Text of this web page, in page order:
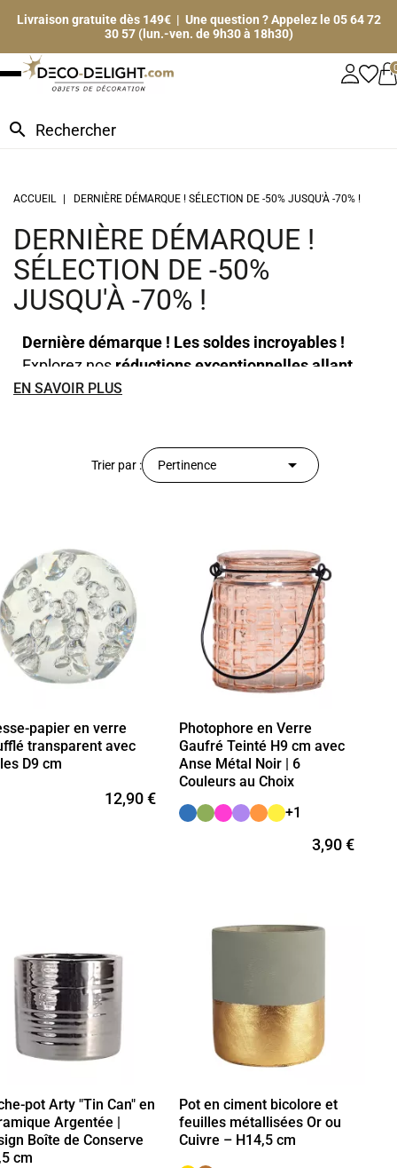
Livraison gratuite dès 149€ | Une question ? Appelez le 05 64 72
30 57 (lun.-ven. de 9h30 à 18h30)
search
ACCUEIL DERNIÈRE DÉMARQUE ! SÉLECTION DE -50% JUSQU'À -70% !
DERNIÈRE DÉMARQUE !
SÉLECTION DE -50%
JUSQU'À -70% !
Dernière démarque ! Les soldes incroyables !
Explorez nos réductions exceptionnelles allant
jusqu'à -70%. Vous avez jusqu'au 28 juillet pour en
👉 Il y a d'autres objets en soldes ! Découvrez
-40%.
Profitez-en vite, les quantités sont limitées !
EN SAVOIR PLUS
Trier par : Pertinence 
papier en verre
transparent avec
D9 cm
12,90 €
Photophore en Verre
Gaufré Teinté H9 cm avec
Anse Métal Noir | 6
Couleurs au Choix
+1
3,90 €
pot Arty "Tin Can" en
Argentée |
Boîte de Conserve
cm
Pot en ciment bicolore et
feuilles métallisées Or ou
Cuivre – H14,5 cm